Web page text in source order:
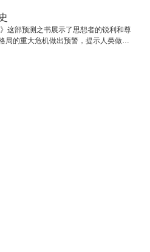
》这部预测之书展示了思想者的锐利和尊
局的重大危机做出预警，提示人类做出